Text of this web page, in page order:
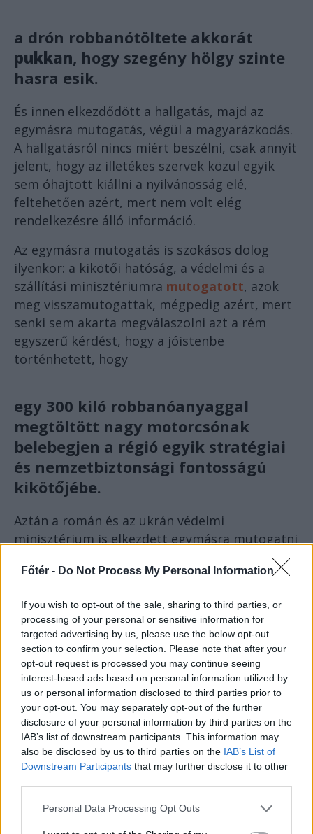
Főtér - Do Not Process My Personal Information
If you wish to opt-out of the sale, sharing to third parties, or
processing of your personal or sensitive information for
targeted advertising by us, please use the below opt-out
section to confirm your selection. Please note that after your
opt-out request is processed you may continue seeing
interest-based ads based on personal information utilized by
us or personal information disclosed to third parties prior to
your opt-out. You may separately opt-out of the further
disclosure of your personal information by third parties on the
IAB’s list of downstream participants. This information may
also be disclosed by us to third parties on the IAB’s List of
Downstream Participants that may further disclose it to other
Personal Data Processing Opt Outs
a drón robbanótöltete akkorát
pukkan, hogy szegény hölgy szinte
hasra esik.
És innen elkezdődött a hallgatás, majd az
egymásra mutogatás, végül a magyarázkodás.
A hallgatásról nincs miért beszélni, csak annyit
jelent, hogy az illetékes szervek közül egyik
sem óhajtott kiállni a nyilvánosság elé,
feltehetően azért, mert nem volt elég
rendelkezésre álló információ.
Az egymásra mutogatás is szokásos dolog
ilyenkor: a kikötői hatóság, a védelmi és a
szállítási minisztériumra mutogatott, azok
meg visszamutogattak, mégpedig azért, mert
senki sem akarta megválaszolni azt a rém
egyszerű kérdést, hogy a jóistenbe
történhetett, hogy
egy 300 kiló robbanóanyaggal
megtöltött nagy motorcsónak
belebegjen a régió egyik stratégiai
és nemzetbiztonsági fontosságú
kikötőjébe.
Aztán a román és az ukrán védelmi
minisztérium is elkezdett egymásra mutogatni
kritizálni, mert abban a helyben putyinista lesz
tájékoztattaa román felet arról, hogy az
orosz zavarókészülékek hatására egy kisebb
drónraj távirányítása felmondta a szolgálatot
és a drónok elbitangoltak. A ukrán védelmi
minisztérium viszont azt erősítgette, hogy
nem, az ukránokidőben tájékoztattáka
román felet. Ez is milyen amatőr:
négy éve háború van, hahó, össze
lehetett volna hozni egy kölcsönös
tájékoztatási protokollt, nem?